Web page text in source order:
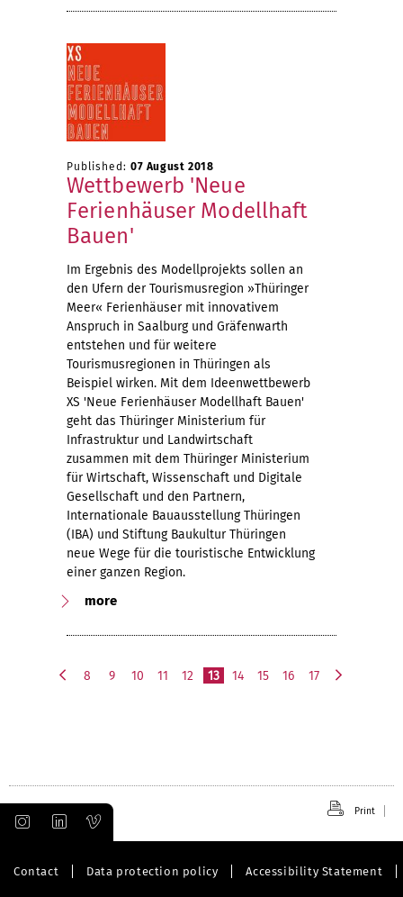
Published: 07 August 2018
Wettbewerb 'Neue
Ferienhäuser Modellhaft
Bauen'
Im Ergebnis des Modellprojekts sollen an
den Ufern der Tourismusregion »Thüringer
Meer« Ferienhäuser mit innovativem
Anspruch in Saalburg und Gräfenwarth
entstehen und für weitere
Tourismusregionen in Thüringen als
Beispiel wirken. Mit dem Ideenwettbewerb
XS 'Neue Ferienhäuser Modellhaft Bauen'
geht das Thüringer Ministerium für
Infrastruktur und Landwirtschaft
zusammen mit dem Thüringer Ministerium
für Wirtschaft, Wissenschaft und Digitale
Gesellschaft und den Partnern,
Internationale Bauausstellung Thüringen
(IBA) und Stiftung Baukultur Thüringen
neue Wege für die touristische Entwicklung
einer ganzen Region.
more
s
8 9 10 11 12 13 14 15 16
17
Print
Contact Data protection policy Accessibility Statement